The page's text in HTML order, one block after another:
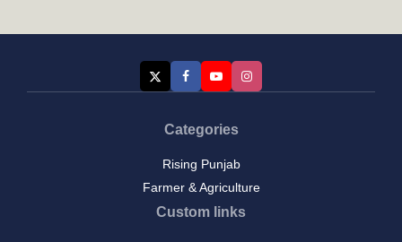
Categories
Rising Punjab
Farmer & Agriculture
Custom links